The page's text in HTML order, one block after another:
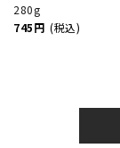
280g
745円 (税込)